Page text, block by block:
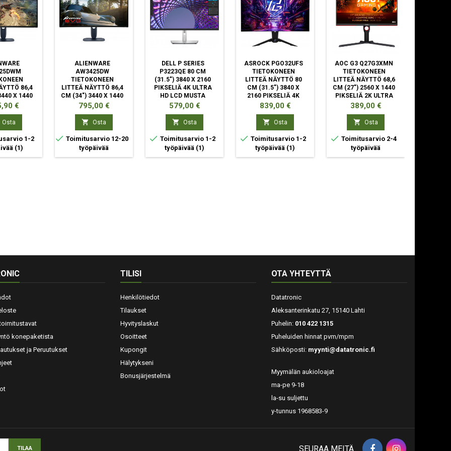
86,4
X 1440
QUAD
MUSTA,
€
Osta
1-2
(1)
ALIENWARE
AW3425DW
TIETOKONEEN
LITTEÄ NÄYTTÖ 86,4
CM (34") 3440 X 1440
PIKSELIÄ WIDE QUAD
HD QD-OLED SININEN
Hinta
795,00 €
 Osta
 Toimitusarvio 12-20
työpäivää
DELL P SERIES
P3223QE 80 CM
(31.5") 3840 X 2160
PIKSELIÄ 4K ULTRA
HD LCD MUSTA
Hinta
579,00 €
 Osta
 Toimitusarvio 1-2
työpäivää (1)
ASROCK PGO32UFS
TIETOKONEEN
LITTEÄ NÄYTTÖ 80
CM (31.5") 3840 X
2160 PIKSELIÄ 4K
ULTRA HD OLED
MUSTA
Hinta
839,00 €
 Osta
 Toimitusarvio 1-2
työpäivää (1)
AOC G3 Q27G3XMN
TIETOKONEEN
LITTEÄ NÄYTTÖ 68,6
CM (27") 2560 X 1440
PIKSELIÄ 2K ULTRA
HD LED MUSTA
Hinta
389,00 €
 Osta
 Toimitusarvio 2-4
työpäivää
konepaketista
ja Peruutukset
TILISI
Henkilötiedot
Tilaukset
Hyvityslaskut
Osoitteet
Kupongit
Hälytykseni
Bonusjärjestelmä
OTA YHTEYTTÄ
Datatronic
Aleksanterinkatu 27, 15140 Lahti
Puhelin: 010 422 1315
Puheluiden hinnat pvm/mpm
Sähköposti: myynti@datatronic.fi
Myymälän aukioloajat
ma-pe 9-18
la-su suljettu
y-tunnus 1968583-9
SEURAA MEITÄ